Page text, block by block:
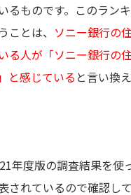
るものです。このラン
ことは、 ソニー銀行の
る人が「ソニー銀行の
と感じている と言い換
年度版の調査結果を使
されているので確認し